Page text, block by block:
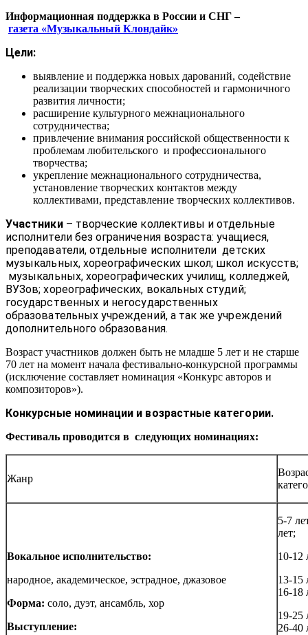
Информационная поддержка в России и СНГ –
газета «Музыкальный Клондайк»
Цели:
выявление и поддержка новых дарований, содействие
реализации творческих способностей и гармоничного
развития личности;
расширение культурного межнационального
сотрудничества;
привлечение внимания российской общественности к
проблемам любительского и профессионального
творчества;
укрепление межнационального сотрудничества,
установление творческих контактов между
коллективами, представление творческих коллективов.
Участники– творческие коллективы и отдельные
исполнители без ограничения возраста: учащиеся,
преподаватели, отдельные исполнители детских
музыкальных, хореографических школ; школ искусств;
музыкальных, хореографических училищ, колледжей,
ВУЗов; хореографических, вокальных студий;
государственных и негосударственных
образовательных учреждений, а так же учреждений
дополнительного образования.
Возраст участников должен быть не младше 5 лет и не старше
70 лет на момент начала фестивально-конкурсной программы
(исключение составляет номинация «Конкурс авторов и
композиторов»).
Конкурсные номинации и возрастные категории.
Фестиваль проводится в следующих номинациях:
Жанр
Вокальное исполнительство:
народное, академическое, эстрадное, джазовое
Форма: соло, дуэт, ансамбль, хор
Выступление:
5-7
лет;
10-12
13-15
16-18
19-25
26-40